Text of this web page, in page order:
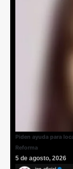
Piden ayuda para
Reforma
5 de agosto, 2026